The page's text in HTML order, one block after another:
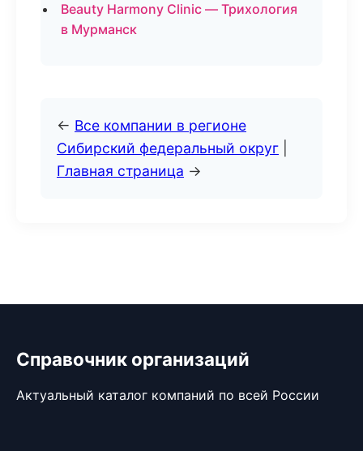
Beauty Harmony Clinic — Трихология
в Мурманск
← Все компании в регионе
Сибирский федеральный округ
Главная страница →
Справочник организаций
Актуальный каталог компаний по всей России